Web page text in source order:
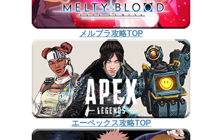
メルブラ攻略TOP
エーペックス攻略TOP